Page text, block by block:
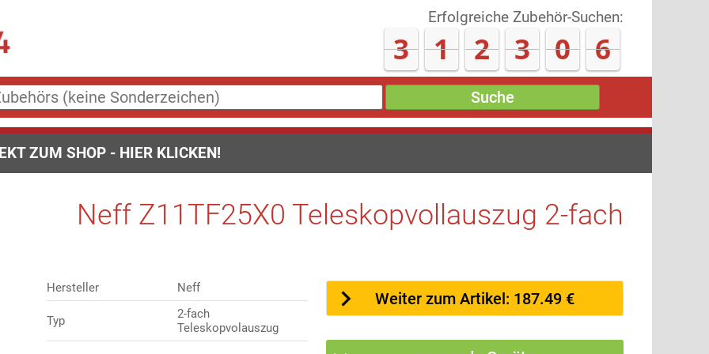
Erfolgreiche Zubehör-Suchen:
3 1 2 3 1 4
Suche
ZUM SHOP - HIER KLICKEN!
Neff Z11TF25X0 Teleskopvollauszug 2-fach
Hersteller Neff
Typ
2-fach
Teleskopvolauszug
Weiter zum Artikel: 187.49 €